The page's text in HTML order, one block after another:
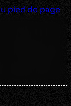
pied de page